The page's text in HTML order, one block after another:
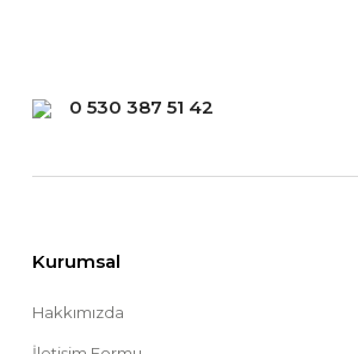
0 530 387 51 42
Kurumsal
Hakkımızda